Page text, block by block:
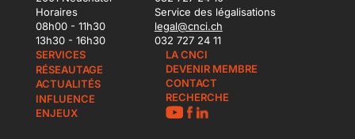
Horaires
08h00 - 11h30
13h30 - 16h30
Service des légalisations
legal@cnci.ch
032 727 24 11
SERVICES
RÉSEAUTAGE
ACTUALITÉS
INFLUENCE
ENJEUX
LA CNCI
DEVENIR MEMBRE
CONTACT
RECHERCHE